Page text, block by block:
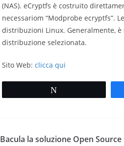
(NAS). eCryptfs è costruito
necessariom “Modprobe ecryptfs”.
distribuzioni Linux. Generalmente,
distribuzione selezionata.
Sito Web: clicca qui
Bacula la soluzione Open